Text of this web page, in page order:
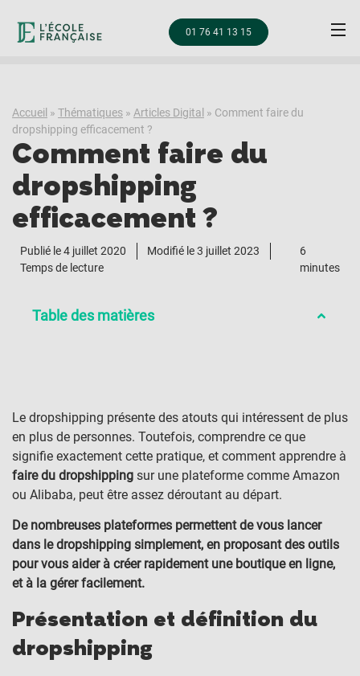
01 76 41 13 15
Accueil » Thématiques » Articles Digital » Comment faire du
dropshipping efficacement ?
Comment faire du
dropshipping
efficacement ?
Publié le4 juillet 2020
Modifié le 3 juillet 2023
Temps de lecture
6
minutes
Table des matières
Le dropshipping présente des atouts qui intéressent de plus
en plus de personnes. Toutefois, comprendre ce que
signifie exactement cette pratique, et comment apprendre à
faire du dropshipping sur une plateforme comme Amazon
ou Alibaba, peut être assez déroutant au départ.
De nombreuses plateformes permettent de vous lancer
dans le dropshipping simplement, en proposant des outils
pour vous aider à créer rapidement une boutique en ligne,
et à la gérer facilement.
Présentation et définition du
dropshipping